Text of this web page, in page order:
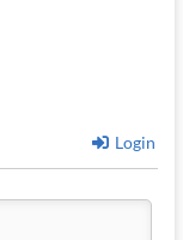
Login